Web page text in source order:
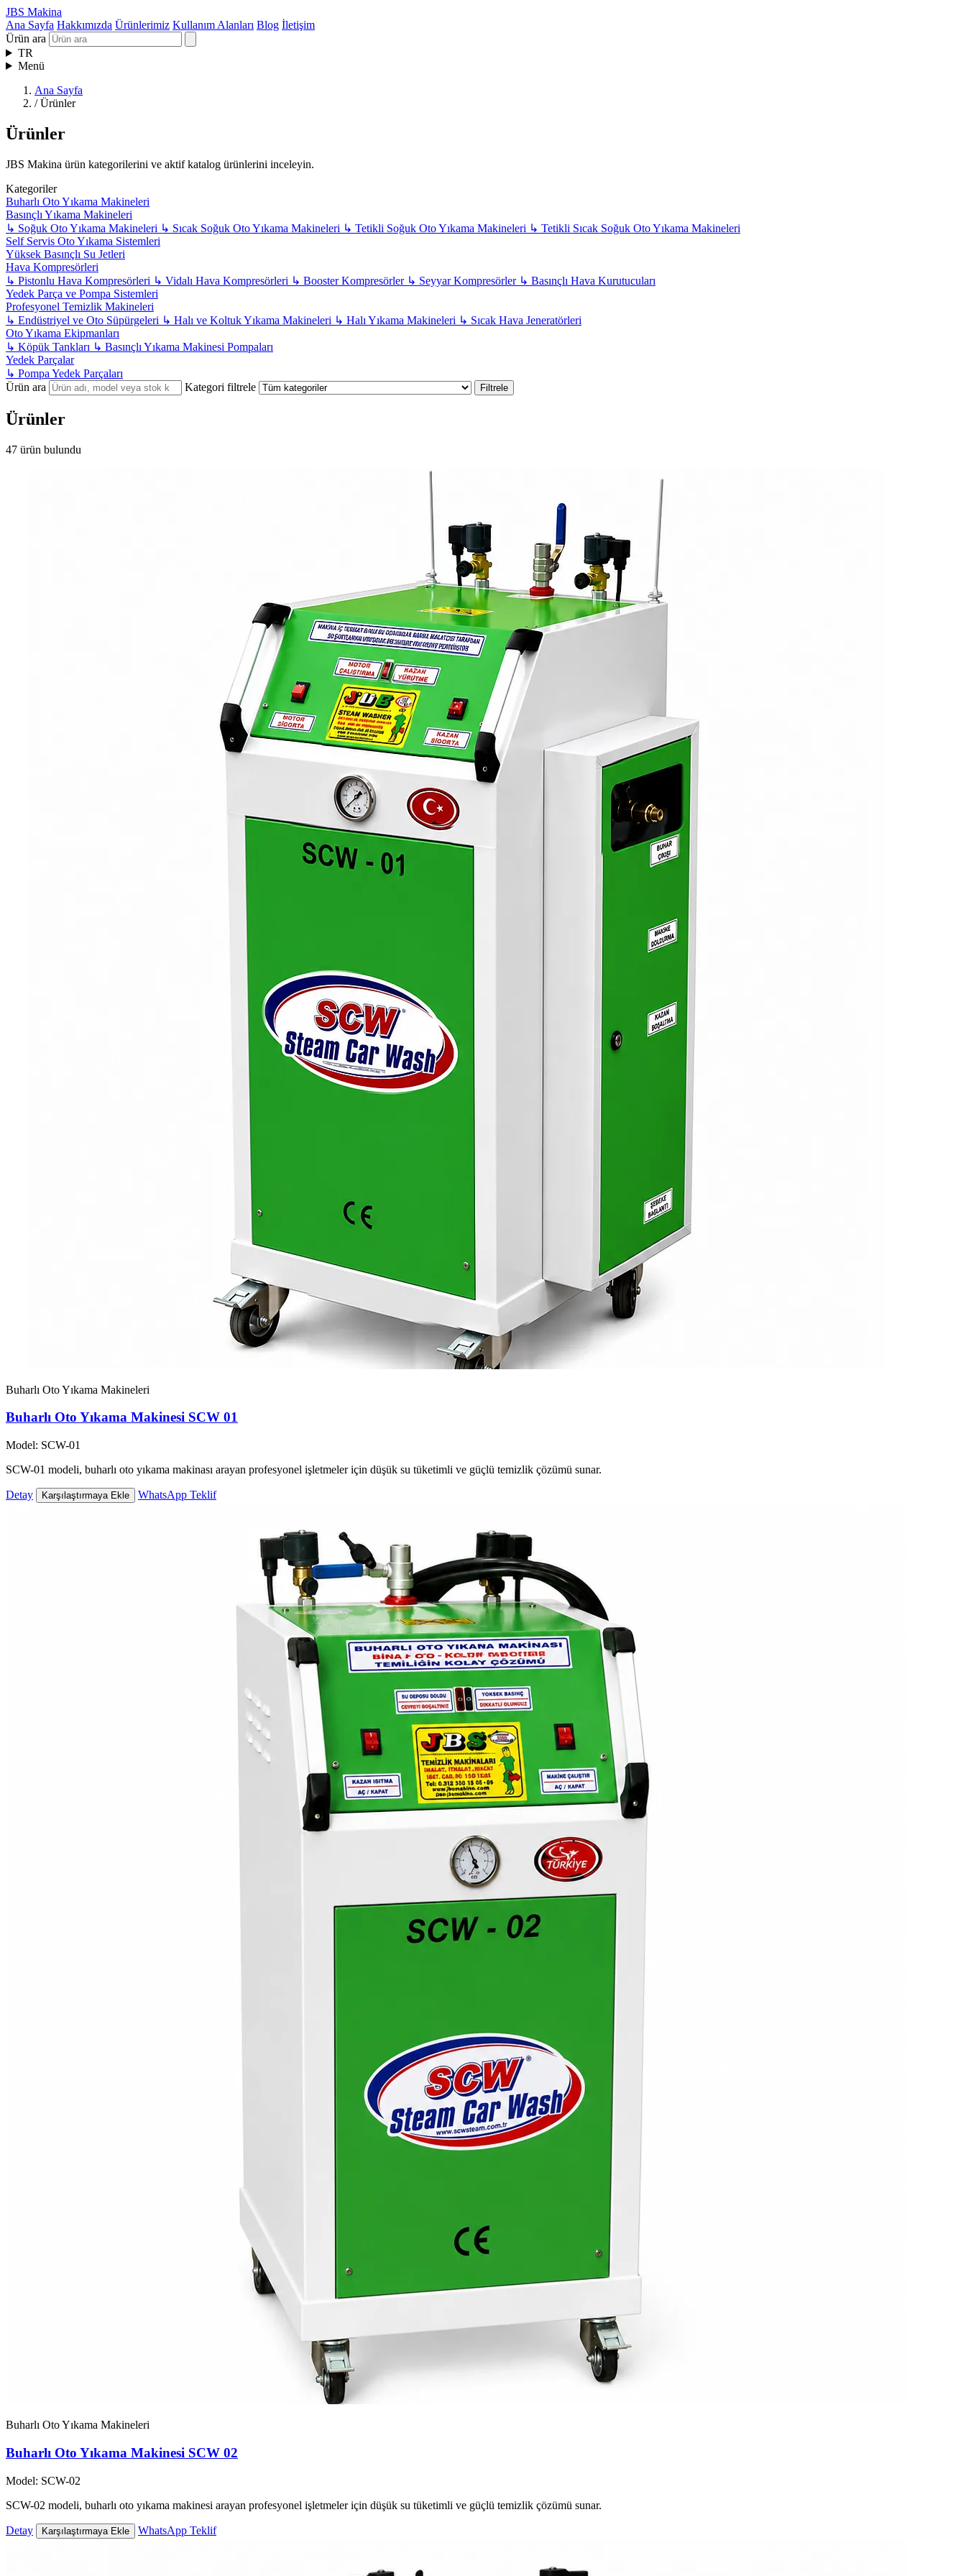
JBS Makina
Ana Sayfa Hakkımızda Ürünlerimiz Kullanım Alanları Blog İletişim
Ürün ara
TR
Menü
Ana Sayfa
/ Ürünler
Ürünler
JBS Makina ürün kategorilerini ve aktif katalog ürünlerini inceleyin.
Kategoriler
Buharlı Oto Yıkama Makineleri
Basınçlı Yıkama Makineleri
↳ Soğuk Oto Yıkama Makineleri ↳ Sıcak Soğuk Oto Yıkama Makineleri ↳ Tetikli Soğuk Oto Yıkama Makineleri ↳ Tetikli Sıcak Soğuk Oto Yıkama Makineleri
Self Servis Oto Yıkama Sistemleri
Yüksek Basınçlı Su Jetleri
Hava Kompresörleri
↳ Pistonlu Hava Kompresörleri ↳ Vidalı Hava Kompresörleri ↳ Booster Kompresörler ↳ Seyyar Kompresörler ↳ Basınçlı Hava Kurutucuları
Yedek Parça ve Pompa Sistemleri
Profesyonel Temizlik Makineleri
↳ Endüstriyel ve Oto Süpürgeleri ↳ Halı ve Koltuk Yıkama Makineleri ↳ Halı Yıkama Makineleri ↳ Sıcak Hava Jeneratörleri
Oto Yıkama Ekipmanları
↳ Köpük Tankları ↳ Basınçlı Yıkama Makinesi Pompaları
Yedek Parçalar
↳ Pompa Yedek Parçaları
Ürün ara
Kategori filtrele Filtrele
Ürünler
47 ürün bulundu
Buharlı Oto Yıkama Makineleri
Buharlı Oto Yıkama Makinesi SCW 01
Model: SCW-01
SCW-01 modeli, buharlı oto yıkama makinası arayan profesyonel işletmeler için düşük su tüketimli ve güçlü temizlik çözümü sunar.
Detay Karşılaştırmaya Ekle WhatsApp Teklif
Buharlı Oto Yıkama Makineleri
Buharlı Oto Yıkama Makinesi SCW 02
Model: SCW-02
SCW-02 modeli, buharlı oto yıkama makinesi arayan profesyonel işletmeler için düşük su tüketimli ve güçlü temizlik çözümü sunar.
Detay Karşılaştırmaya Ekle WhatsApp Teklif